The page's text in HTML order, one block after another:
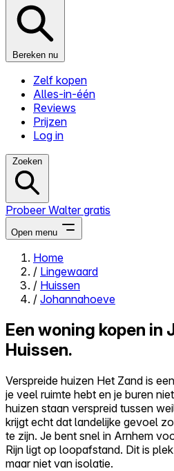
Bereken nu
Zelf kopen
Alles-in-één
Reviews
Prijzen
Log in
Zoeken
Probeer Walter gratis
Open menu
Close menu
Zelf kopen
Reviews
Prijzen
Log in
Probeer Walter gratis
Home
/ Lingewaard
/ Huissen
/ Johannahoeve
Een woning kopen in
Huissen.
Verspreide huizen Het Zand is
je veel ruimte hebt en je buren
huizen staan verspreid tussen
krijgt echt dat landelijke gevoel
te zijn. Je bent snel in Arnhem
Rijn ligt op loopafstand. Dit is
maar niet van isolatie.